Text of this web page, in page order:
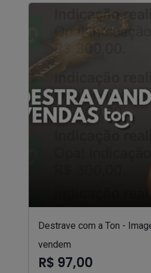
Destrave com a Ton -
vendem
R$ 97,00